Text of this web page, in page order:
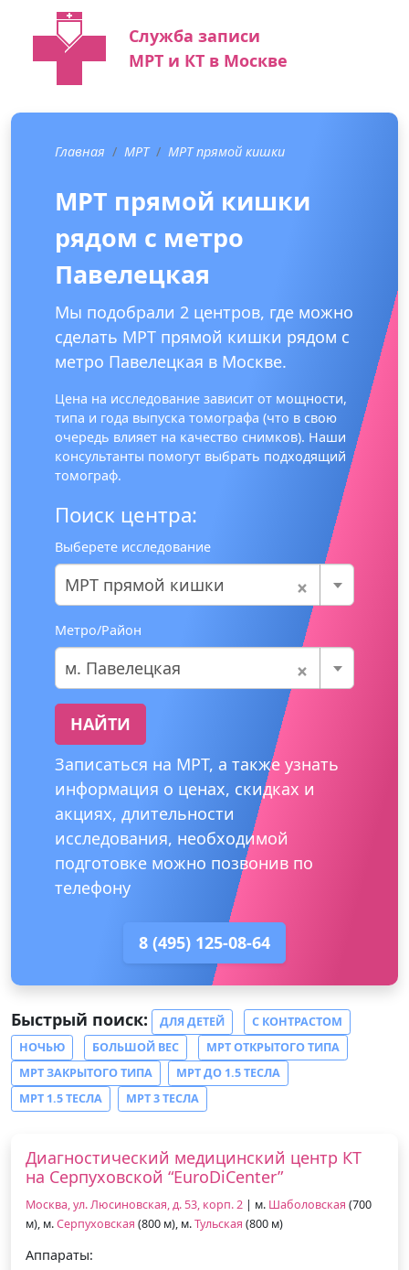
Служба записи
МРТ и КТ в Москве
Главная МРТ МРТ прямой кишки
МРТ прямой кишки
рядом с метро
Павелецкая
Мы подобрали 2 центров, где можно
сделать МРТ прямой кишки рядом с
метро Павелецкая в Москве.
Цена на исследование зависит от мощности,
типа и года выпуска томографа (что в свою
очередь влияет на качество снимков). Наши
консультанты помогут выбрать подходящий
томограф.
Поиск центра:
Выберете исследование
×
МРТ прямой кишки
Метро/Район
×
м. Павелецкая
НАЙТИ
Записаться на МРТ, а также узнать
информация о ценах, скидках и
акциях, длительности
исследования, необходимой
подготовке можно позвонив по
телефону
8 (495) 125-08-64
Быстрый поиск: ДЛЯ ДЕТЕЙ
С КОНТРАСТОМ
НОЧЬЮ
БОЛЬШОЙ ВЕС
МРТ ОТКРЫТОГО ТИПА
МРТ ЗАКРЫТОГО ТИПА
МРТ ДО 1.5 ТЕСЛА
МРТ 1.5 ТЕСЛА
МРТ 3 ТЕСЛА
Диагностический медицинский центр КТ
на Серпуховской “EuroDiCenter”
Москва, ул. Люсиновская, д. 53, корп. 2 | м. Шаболовская (700
м), м.Серпуховская (800 м), м.Тульская (800 м)
Аппараты: